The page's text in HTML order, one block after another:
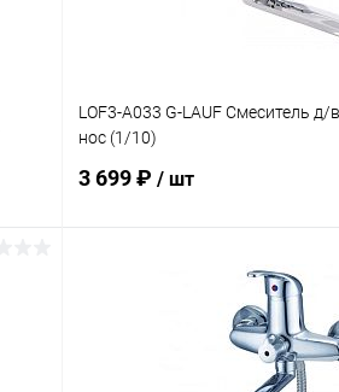
LOF3-A033 G-LAUF Смеситель
нос (1/10)
3 699 ₽ / шт
В корзину